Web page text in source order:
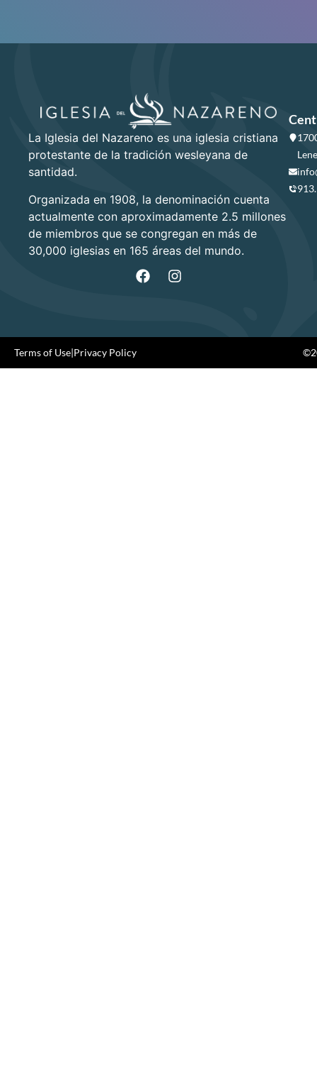
La Iglesia del Nazareno es una iglesia cristiana
protestante de la tradición wesleyana de
santidad.
Organizada en 1908, la denominación cuenta
actualmente con aproximadamente 2.5 millones
de miembros que se congregan en más de
30,000 iglesias en 165 áreas del mundo.
Terms of Use|Privacy Policy